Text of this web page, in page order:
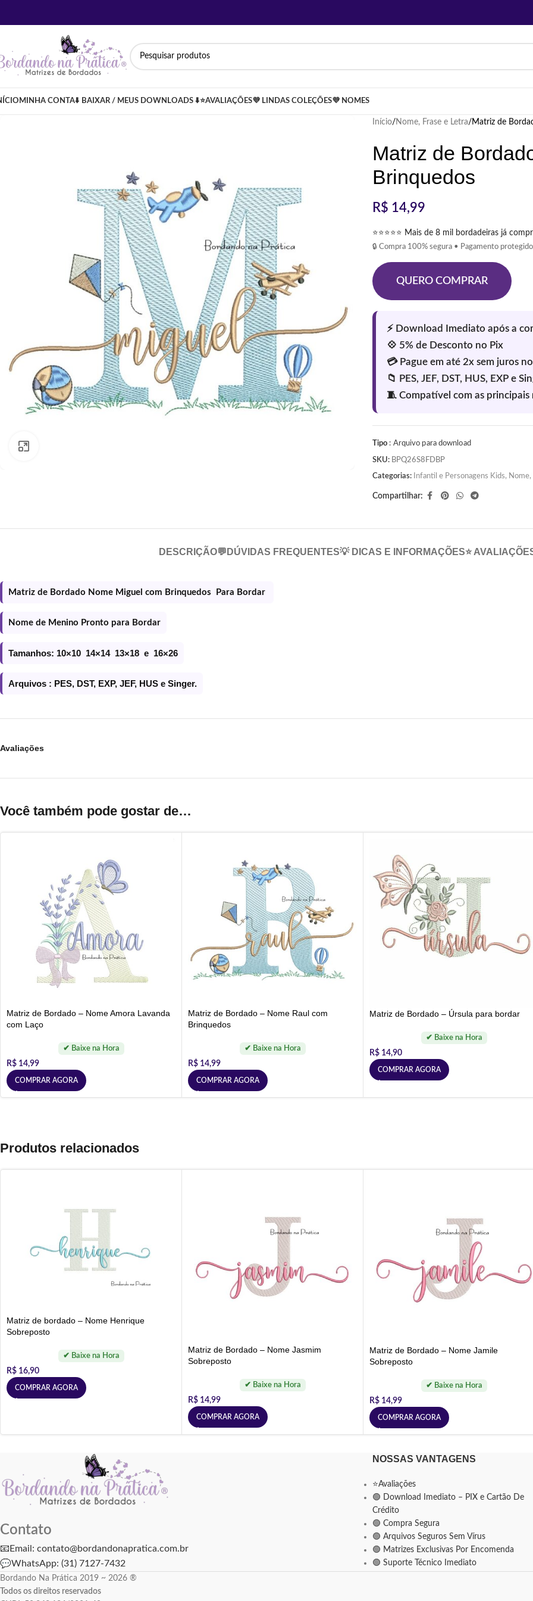
MINHA CONTA⬇️ BAIXAR / MEUS DOWNLOADS ⬇️⭐AVALIAÇÕES💜 LINDAS COLEÇÕES💜 NOMES
Início Nome, Frase e Letra Matriz de
Matriz de
Brinquedos
R$ 14,99
⭐⭐⭐⭐⭐ Mais de 8 mil bordadeiras já
🔒 Compra 100% segura • Pagamento
QUERO COMPRAR
Tipo : Arquivo para download
SKU: BPQ26S8FDBP
Categorias: Infantil e Personagens Kids, Nome,
Compartilhar:
DESCRIÇÃO💬DÚVIDAS FREQUENTES💡 DICAS E INFORMAÇÕES⭐
Matriz de Bordado Nome Miguel com Brinquedos Para Bordar
Nome de Menino Pronto para Bordar
Tamanhos: 10×10 14×14 13×18 e 16×26
Arquivos : PES, DST, EXP, JEF, HUS e Singer.
Avaliações
Você também pode gostar de…
Matriz de Bordado – Nome Amora Lavanda
com Laço
R$ 14,99
COMPRAR AGORA
Matriz de Bordado – Nome Raul com
Brinquedos
R$ 14,99
COMPRAR AGORA
Matriz de Bordado – Úrsula para bordar
R$ 14,90
COMPRAR AGORA
Produtos relacionados
Matriz de bordado – Nome Henrique
Sobreposto
R$ 16,90
COMPRAR AGORA
Matriz de Bordado – Nome Jasmim
Sobreposto
R$ 14,99
COMPRAR AGORA
Matriz de Bordado – Nome Jamile
Sobreposto
R$ 14,99
COMPRAR AGORA
Contato
📧Email: contato@bordandonapratica.com.br
💬WhatsApp: (31) 7127-7432
NOSSAS VANTAGENS
⭐Avaliações
🟢 Download Imediato – PIX e Cartão De
Crédito
🟢 Compra Segura
🟢 Arquivos Seguros Sem Vírus
🟢 Matrizes Exclusivas Por Encomenda
🟢 Suporte Técnico Imediato
Bordando Na Prática 2019 ~ 2026 ®
Todos os direitos reservados